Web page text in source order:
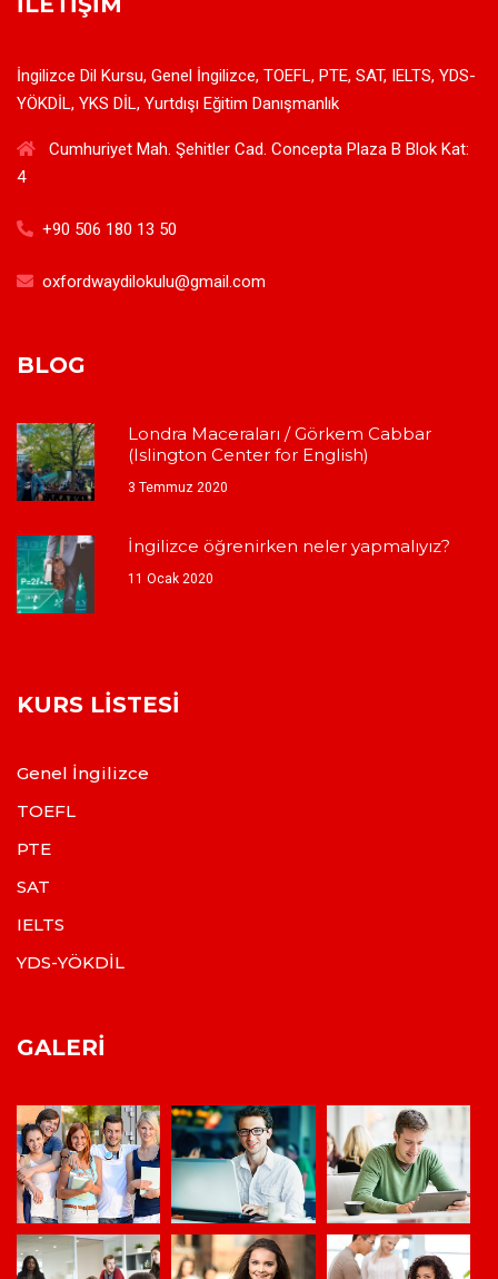
İngilizce Dil Kursu, Genel İngilizce, TOEFL, PTE, SAT, IELTS, YDS-
YÖKDİL, YKS DİL, Yurtdışı Eğitim Danışmanlık
Cumhuriyet Mah. Şehitler Cad. Concepta Plaza B Blok Kat:
4
+90 506 180 13 50
oxfordwaydilokulu@gmail.com
BLOG
Londra Maceraları / Görkem Cabbar
(Islington Center for English)
3 Temmuz 2020
İngilizce öğrenirken neler yapmalıyız?
11 Ocak 2020
KURS LISTESI
Genel İngilizce
TOEFL
PTE
SAT
IELTS
YDS-YÖKDİL
GALERI